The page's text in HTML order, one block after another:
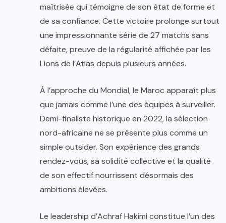
maîtrisée qui témoigne de son état de forme et
de sa confiance. Cette victoire prolonge surtout
une impressionnante série de 27 matchs sans
défaite, preuve de la régularité affichée par les
Lions de l’Atlas depuis plusieurs années.
À l’approche du Mondial, le Maroc apparaît plus
que jamais comme l’une des équipes à surveiller.
Demi-finaliste historique en 2022, la sélection
nord-africaine ne se présente plus comme un
simple outsider. Son expérience des grands
rendez-vous, sa solidité collective et la qualité
de son effectif nourrissent désormais des
ambitions élevées.
Le leadership d’Achraf Hakimi constitue l’un des